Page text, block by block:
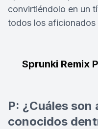
convirtiéndolo en un
todos los aficionados
Sprunki Remix
P: ¿Cuáles
conocidos